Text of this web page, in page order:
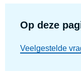
Op deze
Veelgestelde